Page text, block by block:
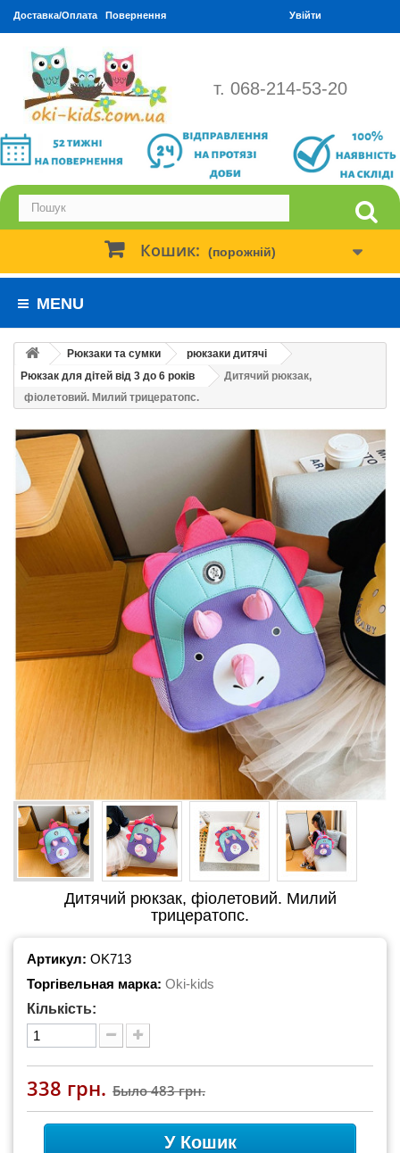
Доставка/Оплата Повернення Увійти
т. 068-214-53-20
Кошик: (порожній)
MENU
Рюкзаки та сумки
рюкзаки дитячі
Рюкзак для дітей від 3 до 6 років
Дитячий рюкзак,
фіолетовий. Милий трицератопс.
Дитячий рюкзак, фіолетовий. Милий
трицератопс.
Артикул: OK713
Торгівельная марка: Oki-kids
Кількість:
338 грн. Было483 грн.
У Кошик